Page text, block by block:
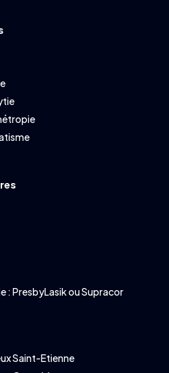
:PresbyLasikouSupracor
Saint-Etienne